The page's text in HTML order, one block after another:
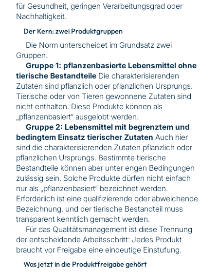
für Gesundheit, geringen Verarbeitungsgrad oder
Nachhaltigkeit.
Der Kern: zwei Produktgruppen
Die Norm unterscheidet im Grundsatz zwei
Gruppen.
Gruppe 1: pflanzenbasierte Lebensmittel ohne
tierische BestandteileDie charakterisierenden
Zutaten sind pflanzlich oder pflanzlichen Ursprungs.
Tierische oder von Tieren gewonnene Zutaten sind
nicht enthalten. Diese Produkte können als
„pflanzenbasiert“ ausgelobt werden.
Gruppe 2: Lebensmittel mit begrenztem und
bedingtem Einsatz tierischer Zutaten Auch hier
sind die charakterisierenden Zutaten pflanzlich oder
pflanzlichen Ursprungs. Bestimmte tierische
Bestandteile können aber unter engen Bedingungen
zulässig sein. Solche Produkte dürfen nicht einfach
nur als „pflanzenbasiert“ bezeichnet werden.
Erforderlich ist eine qualifizierende oder abweichende
Bezeichnung, und der tierische Bestandteil muss
transparent kenntlich gemacht werden.
Für das Qualitätsmanagement ist diese Trennung
der entscheidende Arbeitsschritt: Jedes Produkt
braucht vor Freigabe eine eindeutige Einstufung.
Was jetzt in die Produktfreigabe gehört